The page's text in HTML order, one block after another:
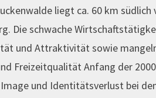
liegt ca. 60 km südlich
Die schwache
und Attraktivität sowie
Freizeitqualität Anfang der
und Identitätsverlust bei